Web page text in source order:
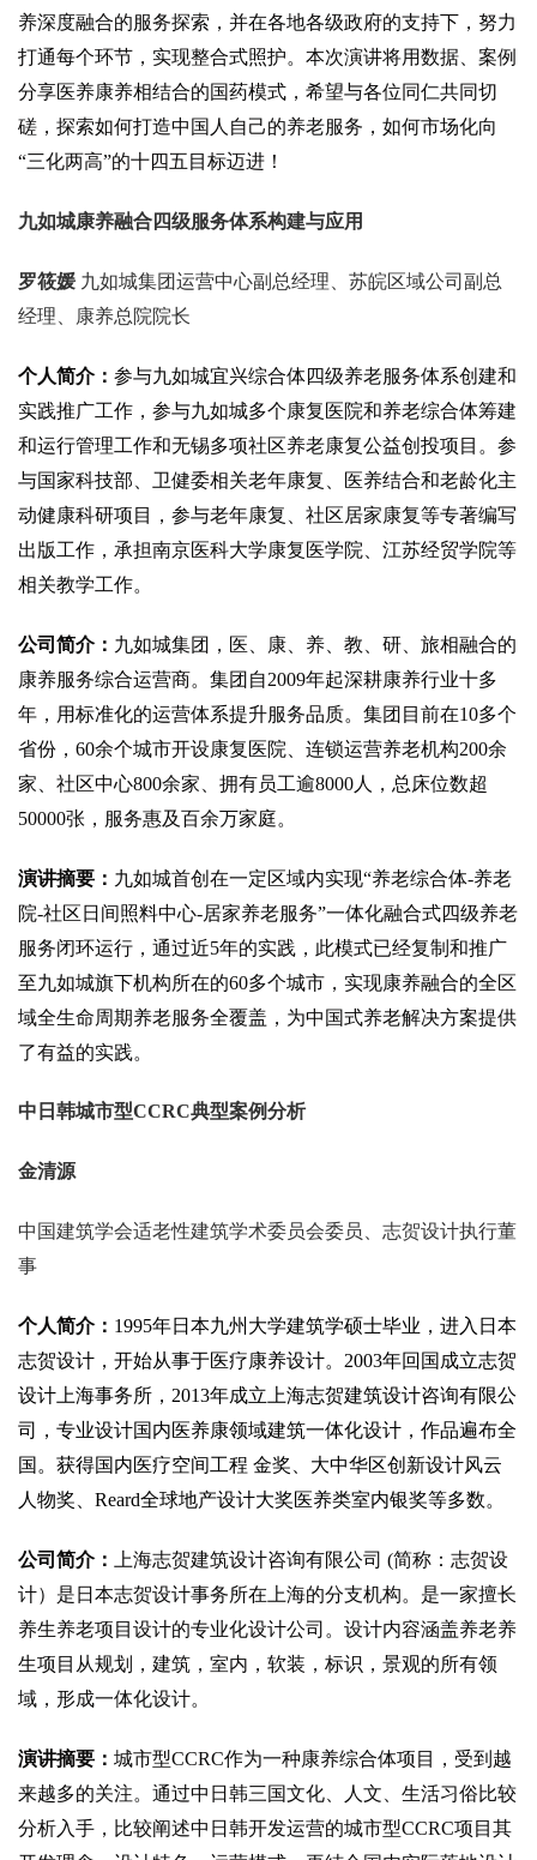
养深度融合的服务探索，并在各地各级政府的支持下，努力
打通每个环节，实现整合式照护。本次演讲将用数据、案例
分享医养康养相结合的国药模式，希望与各位同仁共同切
磋，探索如何打造中国人自己的养老服务，如何市场化向
“三化两高”的十四五目标迈进！
九如城康养融合四级服务体系构建与应用
罗筱媛 九如城集团运营中心副总经理、苏皖区域公司副总
经理、康养总院院长
个人简介： 参与九如城宜兴综合体四级养老服务体系创建和
实践推广工作，参与九如城多个康复医院和养老综合体筹建
和运行管理工作和无锡多项社区养老康复公益创投项目。参
与国家科技部、卫健委相关老年康复、医养结合和老龄化主
动健康科研项目，参与老年康复、社区居家康复等专著编写
出版工作，承担南京医科大学康复医学院、江苏经贸学院等
相关教学工作。
公司简介： 九如城集团，医、康、养、教、研、旅相融合的
康养服务综合运营商。集团自2009年起深耕康养行业十多
年，用标准化的运营体系提升服务品质。集团目前在10多个
省份，60余个城市开设康复医院、连锁运营养老机构200余
家、社区中心800余家、拥有员工逾8000人，总床位数超
50000张，服务惠及百余万家庭。
演讲摘要 ： 九如城首创在一定区域内实现“养老综合体-养老
院-社区日间照料中心-居家养老服务”一体化融合式四级养老
服务闭环运行，通过近5年的实践，此模式已经复制和推广
至九如城旗下机构所在的60多个城市，实现康养融合的全区
域全生命周期养老服务全覆盖，为中国式养老解决方案提供
了有益的实践。
中日韩城市型CCRC典型案例分析
金清源
中国建筑学会适老性建筑学术委员会委员、志贺设计执行董
事
个人简介： 1995年日本九州大学建筑学硕士毕业，进入日本
志贺设计，开始从事于医疗康养设计。2003年回国成立志贺
设计上海事务所，2013年成立上海志贺建筑设计咨询有限公
司，专业设计国内医养康领域建筑一体化设计，作品遍布全
国。获得国内医疗空间工程 金奖、大中华区创新设计风云
人物奖、Reard全球地产设计大奖医养类室内银奖等多数。
公司简介： 上海志贺建筑设计咨询有限公司 (简称：志贺设
计）是日本志贺设计事务所在上海的分支机构。是一家擅长
养生养老项目设计的专业化设计公司。设计内容涵盖养老养
生项目从规划，建筑，室内，软装，标识，景观的所有领
域，形成一体化设计。
演讲摘要 ： 城市型CCRC作为一种康养综合体项目，受到越
来越多的关注。通过中日韩三国文化、人文、生活习俗比较
分析入手，比较阐述中日韩开发运营的城市型CCRC项目其